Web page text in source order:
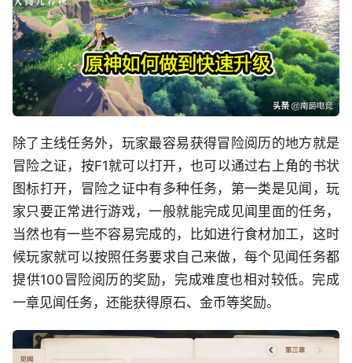
除了主线任务外，玩家最容易获得冒险阅历的地方就是
冒险之证，按F1就可以打开，也可以通过右上角的书状
图标打开，冒险之证中有多种任务，第一类是见闻，玩
家只要正常进行游戏，一般就能完成见闻里面的任务，
当然也有一些不容易完成的，比如进行食材加工，这时
候玩家就可以按照任务要求自己来做，每个见闻任务都
提供100冒险阅历的奖励，完成难度也相对较低。完成
一章见闻任务，还能获得原石、金币等奖励。